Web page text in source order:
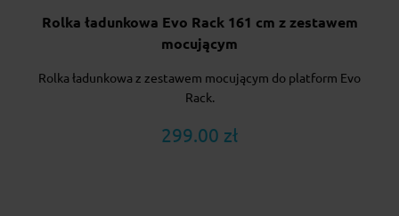
Rolka ładunkowa Evo Rack 161 cm z zestawem
mocującym
Rolka ładunkowa z zestawem mocującym do platform Evo
Rack.
299.00 zł